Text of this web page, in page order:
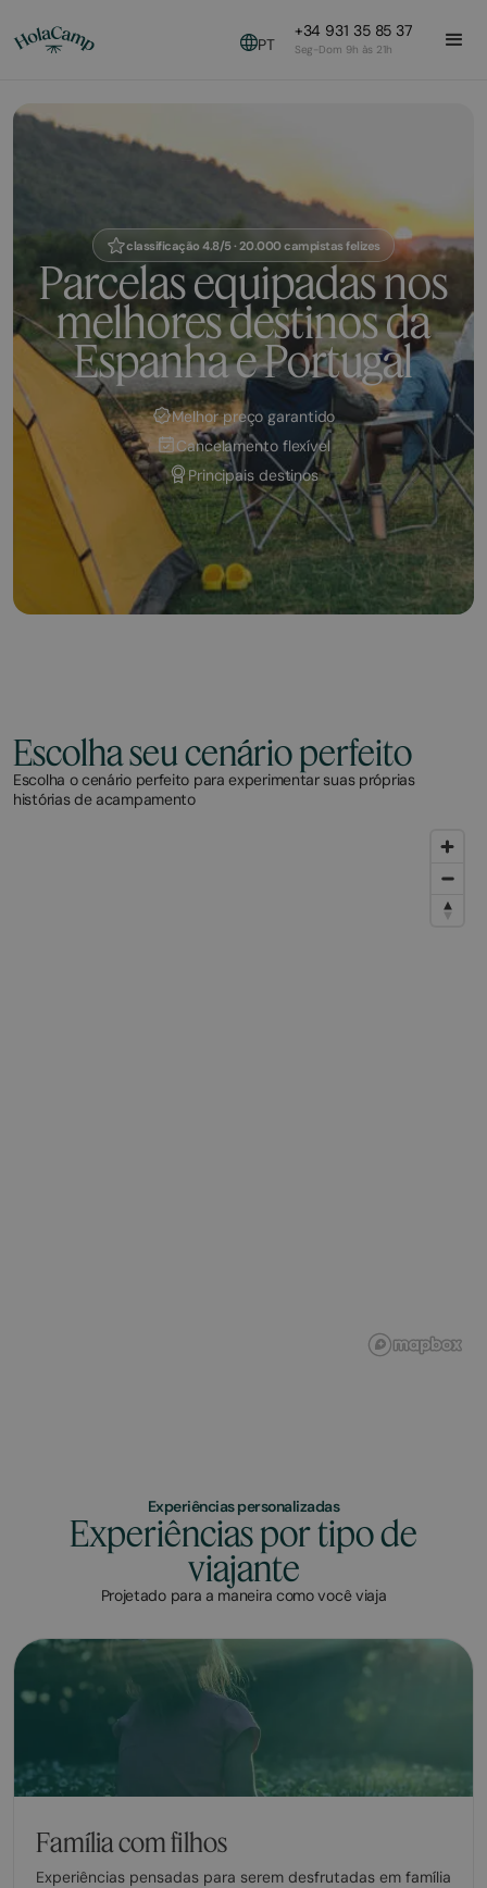
PT
+34 931 35 85 37
Seg-Dom 9h às 21h
classificação 4.8/5 · 20.000 campistas felizes
Parcelas equipadas nos
melhores destinos da
Espanha e Portugal
Melhor preço garantido
Cancelamento flexível
Principais destinos
Escolha seu cenário perfeito
Escolha o cenário perfeito para experimentar suas próprias
histórias de acampamento
Experiências personalizadas
Experiências por tipo de
viajante
Projetado para a maneira como você viaja
Família com filhos
Experiências pensadas para serem desfrutadas em família